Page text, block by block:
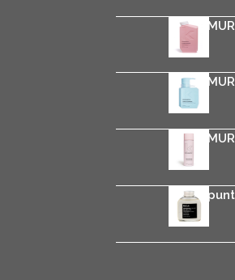
37.50
€7.75
tot
31.95
€18.25
tot
Rica